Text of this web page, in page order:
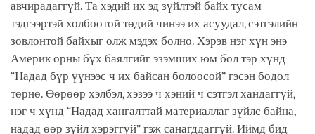
авчирадаггүй. Та хэдий их эд зүйлтэй байх тусам
тэдгээртэй холбоотой төдий чинээ их асуудал, сэтгэлийн
зовлонтой байхыг олж мэдэх болно. Хэрэв нэг хүн энэ
Америк орны бүх баялгийг эзэмших юм бол тэр хүнд
“Надад бүр үүнээс ч их байсан болоосой” гэсэн бодол
төрнө. Өөрөөр хэлбэл, хэзээ ч хэний ч сэтгэл хандаггүй,
нэг ч хүнд “Надад хангалттай материаллаг зүйлс байна,
надад өөр зүйл хэрэггүй” гэж санагддаггүй. Иймд бид